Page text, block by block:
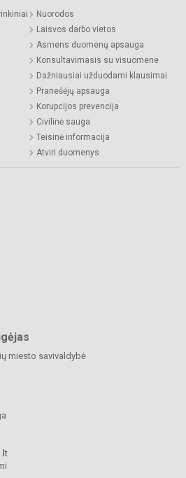
Nuorodos
Laisvos darbo vietos
Asmens duomenų apsauga
Konsultavimasis su visuomene
Dažniausiai užduodami klausimai
Pranešėjų apsauga
Korupcijos prevencija
Civilinė sauga
Teisinė informacija
Atviri duomenys
miesto savivaldybė